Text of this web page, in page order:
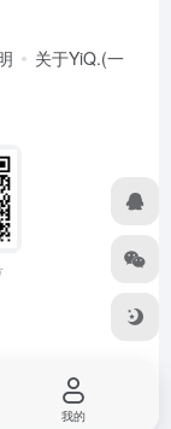
关于YiQ.(一
我的